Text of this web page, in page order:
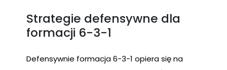
Strategie defensywne dla
formacji 6-3-1
Defensywnie formacja 6-3-1 opiera się na